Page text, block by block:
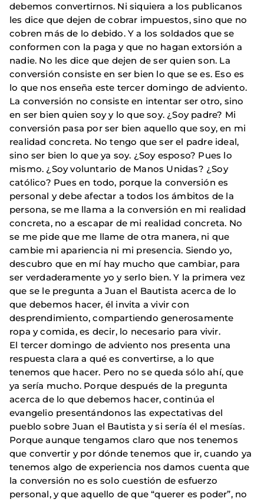
debemos convertirnos. Ni siquiera a los publicanos
les dice que dejen de cobrar impuestos, sino que no
cobren más de lo debido. Y a los soldados que se
conformen con la paga y que no hagan extorsión a
nadie. No les dice que dejen de ser quien son. La
conversión consiste en ser bien lo que se es. Eso es
lo que nos enseña este tercer domingo de adviento.
La conversión no consiste en intentar ser otro, sino
en ser bien quien soy y lo que soy. ¿Soy padre? Mi
conversión pasa por ser bien aquello que soy, en mi
realidad concreta. No tengo que ser el padre ideal,
sino ser bien lo que ya soy. ¿Soy esposo? Pues lo
mismo. ¿Soy voluntario de Manos Unidas? ¿Soy
católico? Pues en todo, porque la conversión es
personal y debe afectar a todos los ámbitos de la
persona, se me llama a la conversión en mi realidad
concreta, no a escapar de mi realidad concreta. No
se me pide que me llame de otra manera, ni que
cambie mi apariencia ni mi presencia. Siendo yo,
descubro que en mí hay mucho que cambiar, para
ser verdaderamente yo y serlo bien. Y la primera vez
que se le pregunta a Juan el Bautista acerca de lo
que debemos hacer, él invita a vivir con
desprendimiento, compartiendo generosamente
ropa y comida, es decir, lo necesario para vivir.
El tercer domingo de adviento nos presenta una
respuesta clara a qué es convertirse, a lo que
tenemos que hacer. Pero no se queda sólo ahí, que
ya sería mucho. Porque después de la pregunta
acerca de lo que debemos hacer, continúa el
evangelio presentándonos las expectativas del
pueblo sobre Juan el Bautista y si sería él el mesías.
Porque aunque tengamos claro que nos tenemos
que convertir y por dónde tenemos que ir, cuando ya
tenemos algo de experiencia nos damos cuenta que
la conversión no es solo cuestión de esfuerzo
personal, y que aquello de que “querer es poder”, no